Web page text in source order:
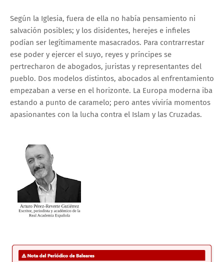
Según la Iglesia, fuera de ella no había pensamiento ni
salvación posibles; y los disidentes, herejes e infieles
podían ser legítimamente masacrados. Para contrarrestar
ese poder y ejercer el suyo, reyes y príncipes se
pertrecharon de abogados, juristas y representantes del
pueblo. Dos modelos distintos, abocados al enfrentamiento
empezaban a verse en el horizonte. La Europa moderna iba
estando a punto de caramelo; pero antes viviría momentos
apasionantes con la lucha contra el Islam y las Cruzadas.